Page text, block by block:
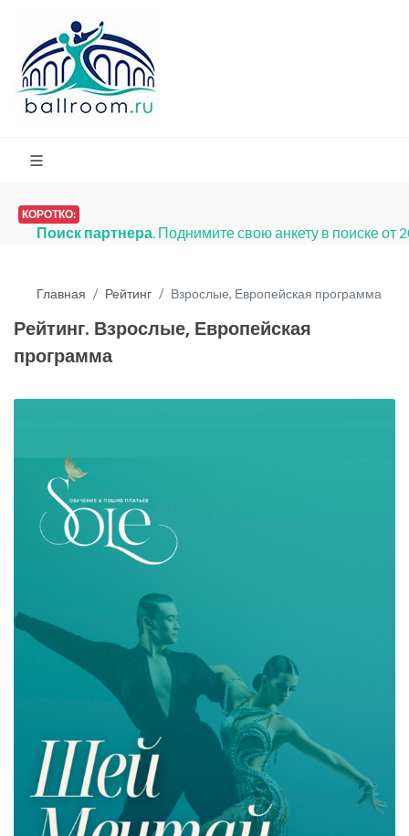
КОРОТКО:
Поиск партнера. Поднимите свою анкету в поиске от
Главная Рейтинг Взрослые, Европейская программа
Рейтинг. Взрослые, Европейская
программа